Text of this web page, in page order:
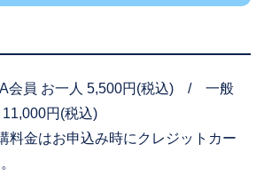
員 お一人 5,500円(税込) / 一般
円(税込)
お申込み時にクレジットカー